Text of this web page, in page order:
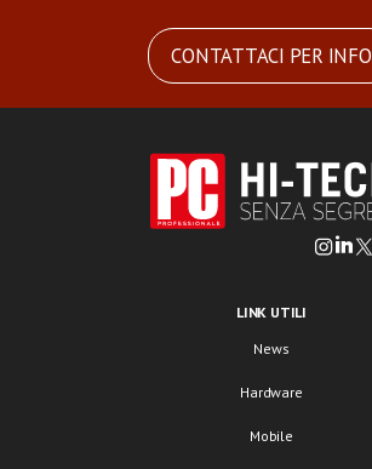
CONTATTACI PER INFO
LINK UTILI
News
Hardware
Mobile